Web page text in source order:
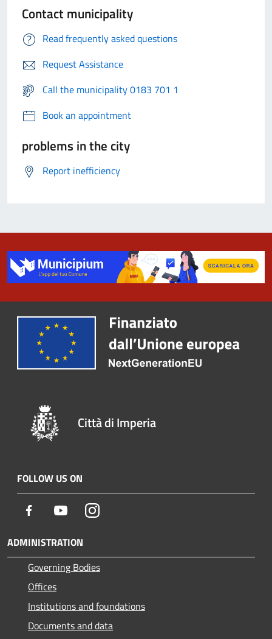
Contact municipality
Read frequently asked questions
Request Assistance
Call the municipality 0183 701 1
Book an appointment
problems in the city
Report inefficiency
Città di Imperia
FOLLOW US ON
Facebook YoutubeInstagram
ADMINISTRATION
Governing Bodies
Offices
Institutions and foundations
Documents and data